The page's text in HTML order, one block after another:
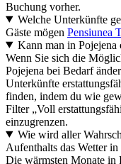
Buchung vorher.
Welche Unterkünfte
Gäste mögen Pensiunea
Kann man in Pojejena
Wenn Sie sich die
Pojejena bei Bedarf
Unterkünfte
finden, indem du wie
Filter „Voll
einzugrenzen.
Wie wird aller
Aufenthalts das Wetter in
Die wärmsten Monate in